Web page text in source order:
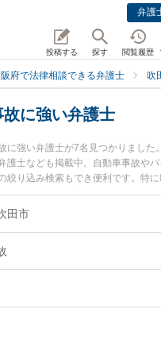
弁護
投稿する 探す 閲覧履歴
府で法律相談できる弁護士 吹
に強い弁護士
に強い弁護士が7名見つかりました
護士なども掲載中。自動車事故や
絞り込み検索もでき便利です。特
ラルス法律会計事務所の久保 勇二
プロフィール情報や弁護士費用、
料で交通事故を法律相談できる吹田
困りの相談者さんにおすすめです。
田市